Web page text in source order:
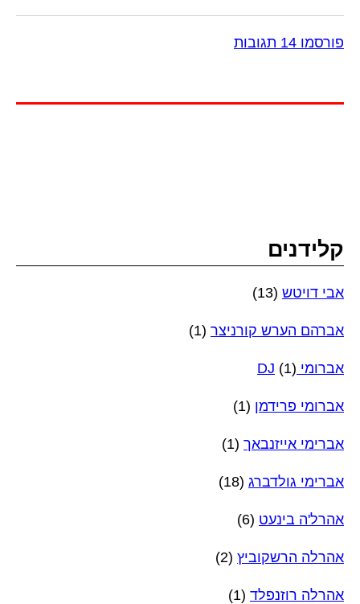
פורסמו 14 תגובות
קלידנים
אבי דויטש (13)
אברהם הערש קורניצר (1)
אברומי DJ (1)
אברומי פרידמן (1)
אברימי אייזנבאך (1)
אברימי גולדברג (18)
אהרל'ה בינעט (6)
אהרלה הרשקוביץ (2)
אהרלה רוזנפלד (1)